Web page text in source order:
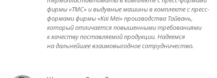
фирмы «ТМС» и выдувные машины в комплекте с пресс-
формами фирмы «Kai Mei» производства Тайвань,
который отличается повышенными требованиями
к качеству поставляемой продукции. Надеемся
на дальнейшее взаимовыгодное сотрудничество.